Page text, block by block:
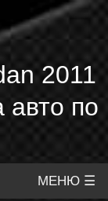
2011
авто по
МЕНЮ ☰